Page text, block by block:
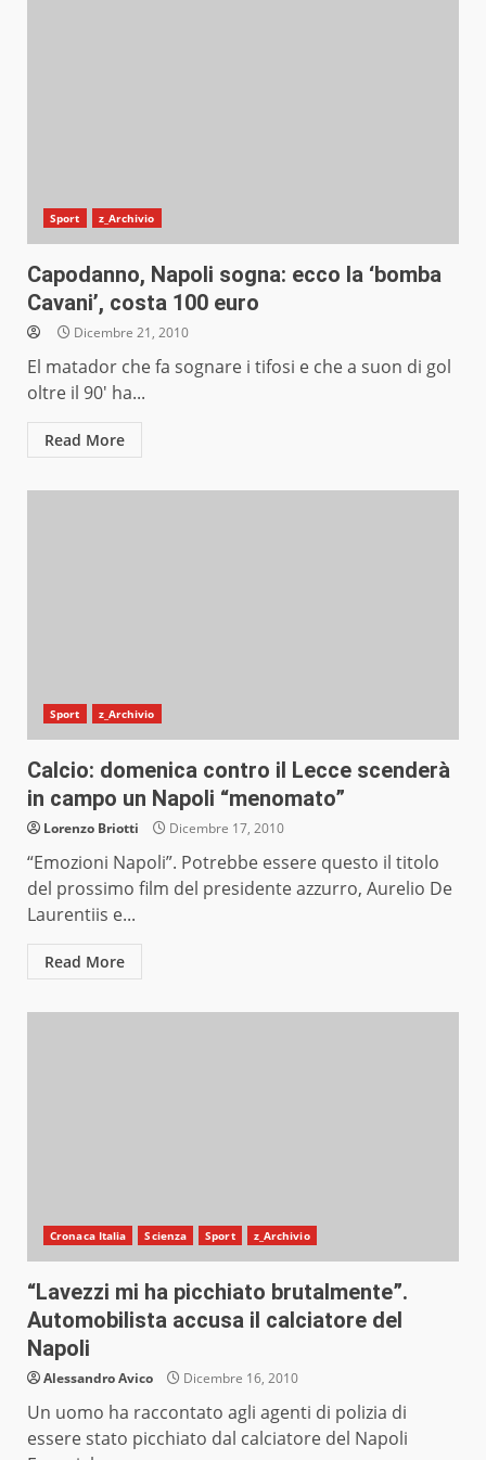
Sport z_Archivio
Capodanno, Napoli sogna: ecco la ‘bomba
Cavani’, costa 100 euro
Dicembre 21, 2010
El matador che fa sognare i tifosi e che a suon di gol
oltre il 90′ ha...
Read More
Sport z_Archivio
Calcio: domenica contro il Lecce scenderà
in campo un Napoli “menomato”
Lorenzo Briotti Dicembre 17, 2010
“Emozioni Napoli”. Potrebbe essere questo il titolo
del prossimo film del presidente azzurro, Aurelio De
Laurentiis e...
Read More
Cronaca Italia Scienza Sport z_Archivio
“Lavezzi mi ha picchiato brutalmente”.
Automobilista accusa il calciatore del
Napoli
Alessandro Avico Dicembre 16, 2010
Un uomo ha raccontato agli agenti di polizia di
essere stato picchiato dal calciatore del Napoli